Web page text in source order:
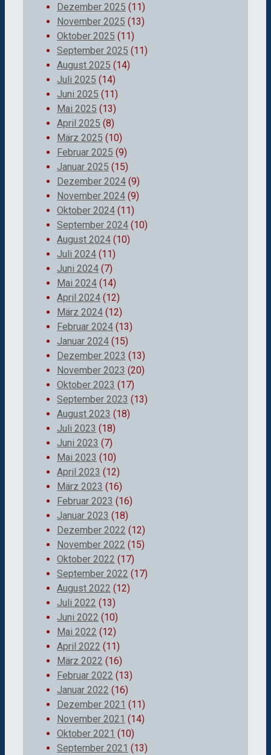
Dezember 2025 (11)
November 2025 (13)
Oktober 2025 (11)
September 2025 (11)
August 2025 (14)
Juli 2025 (14)
Juni 2025 (11)
Mai 2025 (13)
April 2025 (8)
März 2025 (10)
Februar 2025 (9)
Januar 2025 (15)
Dezember 2024 (9)
November 2024 (9)
Oktober 2024 (11)
September 2024 (10)
August 2024 (10)
Juli 2024 (11)
Juni 2024 (7)
Mai 2024 (14)
April 2024 (12)
März 2024 (12)
Februar 2024 (13)
Januar 2024 (15)
Dezember 2023 (13)
November 2023 (20)
Oktober 2023 (17)
September 2023 (13)
August 2023 (18)
Juli 2023 (18)
Juni 2023 (7)
Mai 2023 (10)
April 2023 (12)
März 2023 (16)
Februar 2023 (16)
Januar 2023 (18)
Dezember 2022 (12)
November 2022 (15)
Oktober 2022 (17)
September 2022 (17)
August 2022 (12)
Juli 2022 (13)
Juni 2022 (10)
Mai 2022 (12)
April 2022 (11)
März 2022 (16)
Februar 2022 (13)
Januar 2022 (16)
Dezember 2021 (11)
November 2021 (14)
Oktober 2021 (10)
September 2021 (13)